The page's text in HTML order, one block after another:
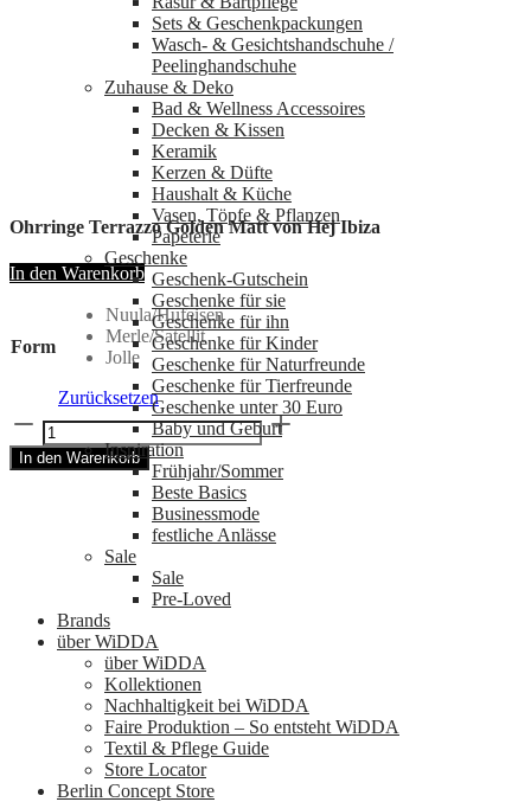
Ohrringe Terrazzo Golden Matt von Hej Ibiza
In den Warenkorb
Form
Nuula/Hufeisen
Merle/Satellit
Jolle
Zurücksetzen
Ohrringe
Terrazzo
Golden
Menge
In den Warenkorb
Sets & Geschenkpackungen
Wasch‑ & Gesichtshandschuhe /
Peelinghandschuhe
Zuhause & Deko
Bad & Wellness Accessoires
Decken & Kissen
Keramik
Kerzen & Düfte
Haushalt & Küche
Vasen, Töpfe & Pflanzen
Papeterie
Geschenke
Geschenk-Gutschein
Geschenke für sie
Geschenke für ihn
Geschenke für Kinder
Geschenke für Naturfreunde
Geschenke für Tierfreunde
Geschenke unter 30 Euro
Baby und Geburt
Inspiration
Frühjahr/Sommer
Beste Basics
Businessmode
festliche Anlässe
Sale
Sale
Pre-Loved
Brands
über WiDDA
über WiDDA
Kollektionen
Nachhaltigkeit bei WiDDA
Faire Produktion – So entsteht WiDDA
Textil & Pflege Guide
Store Locator
Berlin Concept Store